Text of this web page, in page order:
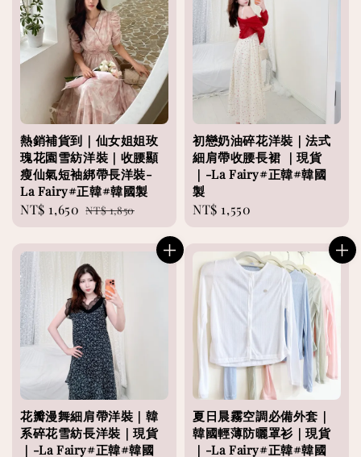
熱銷補貨到｜仙女姐姐玫
瑰花園雪紡洋裝｜收腰顯
瘦仙氣短袖綁帶長洋裝-
La Fairy#正韓#韓國製
Sale
NT$ 1,650 Regular
NT$ 1,850
初戀奶油碎花洋裝｜法式
細肩帶收腰長裙 ｜現貨
｜-La Fairy#正韓#韓國
製
Regular
NT$ 1,550
花瓣漫舞細肩帶洋裝｜韓
系碎花雪紡長洋裝｜現貨
｜-La Fairy#正韓#韓國
夏日晨霧空調必備外套｜
韓國輕薄防曬罩衫｜現貨
｜-La Fairy#正韓#韓國